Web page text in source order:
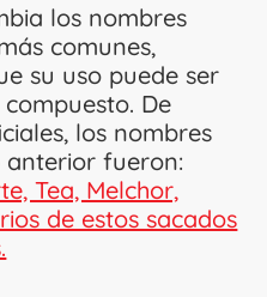
los nombres
comunes,
su uso puede ser
De
los nombres
fueron:
Tea, Melchor,
de estos sacados